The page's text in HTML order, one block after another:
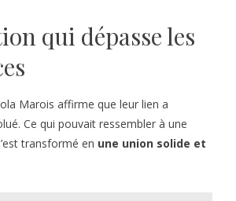
qui dépasse les
Marois affirme que leur lien a
Ce qui pouvait ressembler à une
transformé en une union solide et